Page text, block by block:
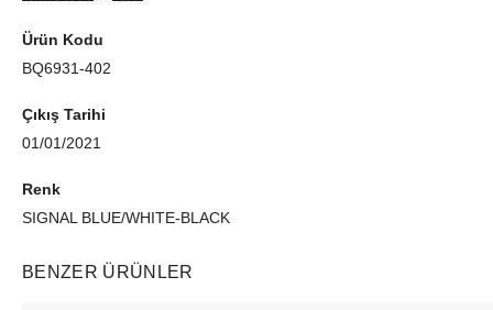
Ürün Kodu
BQ6931-402
Çıkış Tarihi
01/01/2021
Renk
SIGNAL BLUE/WHITE-BLACK
BENZER ÜRÜNLER